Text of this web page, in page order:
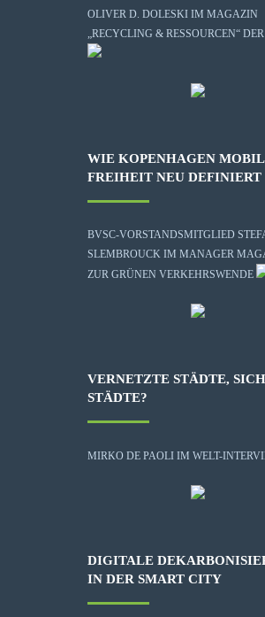
OLIVER D. DOLESKI IM MAGAZIN
„RECYCLING & RESSOURCEN“ DER
WIE KOPENHAGEN
FREIHEIT NEU DEFINIERT
BVSC-VORSTANDSMITGLIED
SLEMBROUCK IM MANAGER
ZUR GRÜNEN VERKEHRSWENDE
VERNETZTE STÄDTE,
STÄDTE?
MIRKO DE PAOLI IM WELT-
DIGITALE
IN DER SMART CITY